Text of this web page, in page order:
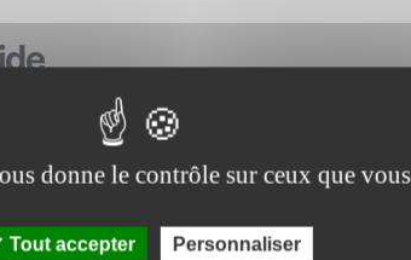
vendeur se met en recherche
validée par le vendeur, le teaser est
sélectionnées.
sell side, avant l’envoi du NDA
donne le contrôle sur ceux que
Tout accepter Personnaliser